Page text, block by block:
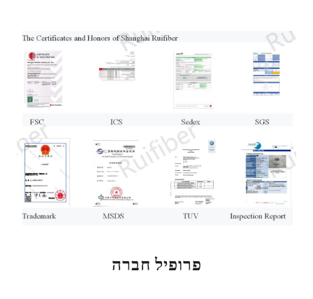
פרופיל חברה